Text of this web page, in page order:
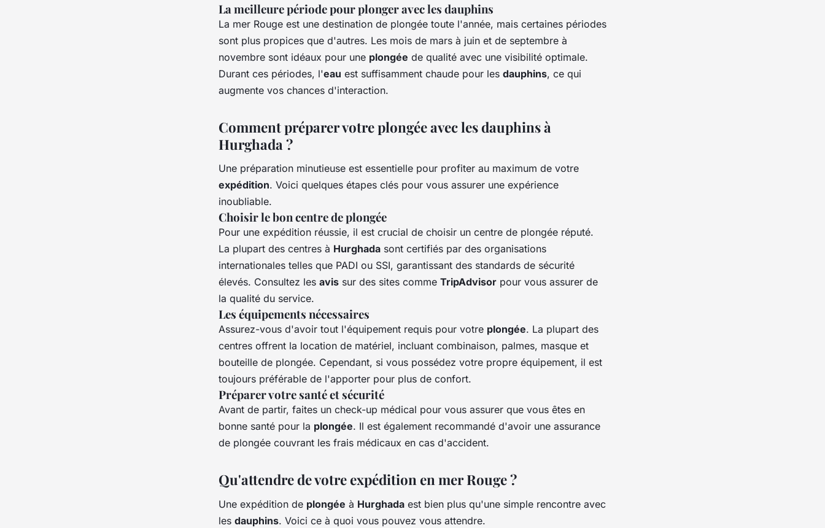
La meilleure période pour plonger avec les dauphins
La mer Rouge est une destination de plongée toute l'année, mais certaines périodes
sont plus propices que d'autres. Les mois de mars à juin et de septembre à
novembre sont idéaux pour une plongée de qualité avec une visibilité optimale.
Durant ces périodes, l'eau est suffisamment chaude pour les dauphins, ce qui
augmente vos chances d'interaction.
Comment préparer votre plongée avec les dauphins à
Hurghada ?
Une préparation minutieuse est essentielle pour profiter au maximum de votre
expédition. Voici quelques étapes clés pour vous assurer une expérience
inoubliable.
Choisir le bon centre de plongée
Pour une expédition réussie, il est crucial de choisir un centre de plongée réputé.
La plupart des centres à Hurghada sont certifiés par des organisations
internationales telles que PADI ou SSI, garantissant des standards de sécurité
élevés. Consultez les avis sur des sites comme TripAdvisor pour vous assurer de
la qualité du service.
Les équipements nécessaires
Assurez-vous d'avoir tout l'équipement requis pour votre plongée. La plupart des
centres offrent la location de matériel, incluant combinaison, palmes, masque et
bouteille de plongée. Cependant, si vous possédez votre propre équipement, il est
toujours préférable de l'apporter pour plus de confort.
Préparer votre santé et sécurité
Avant de partir, faites un check-up médical pour vous assurer que vous êtes en
bonne santé pour la plongée. Il est également recommandé d'avoir une assurance
de plongée couvrant les frais médicaux en cas d'accident.
Qu'attendre de votre expédition en mer Rouge ?
Une expédition de plongée à Hurghada est bien plus qu'une simple rencontre avec
les dauphins. Voici ce à quoi vous pouvez vous attendre.